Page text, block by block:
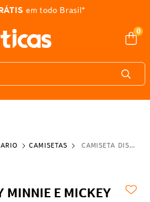
pagando com Pix
0
CAMISETAS CAMISETA DISNEY MINNIE E MICKEY RETRO
MINNIE E MICKEY